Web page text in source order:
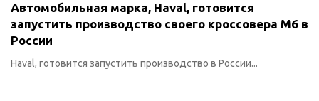
Автомобильная марка, Haval, готовится
запустить производство своего кроссовера M6 в
России
Haval, готовится запустить производство в России...